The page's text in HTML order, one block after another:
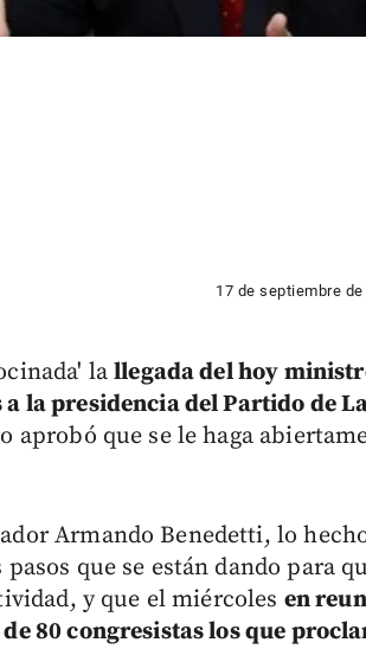
17 de septiembre
lallegada del hoy
la presidencia del Partido de
aprobó que se le haga
Armando Benedetti, lo
que se están dando para
y que el miércoles en
80 congresistas los que